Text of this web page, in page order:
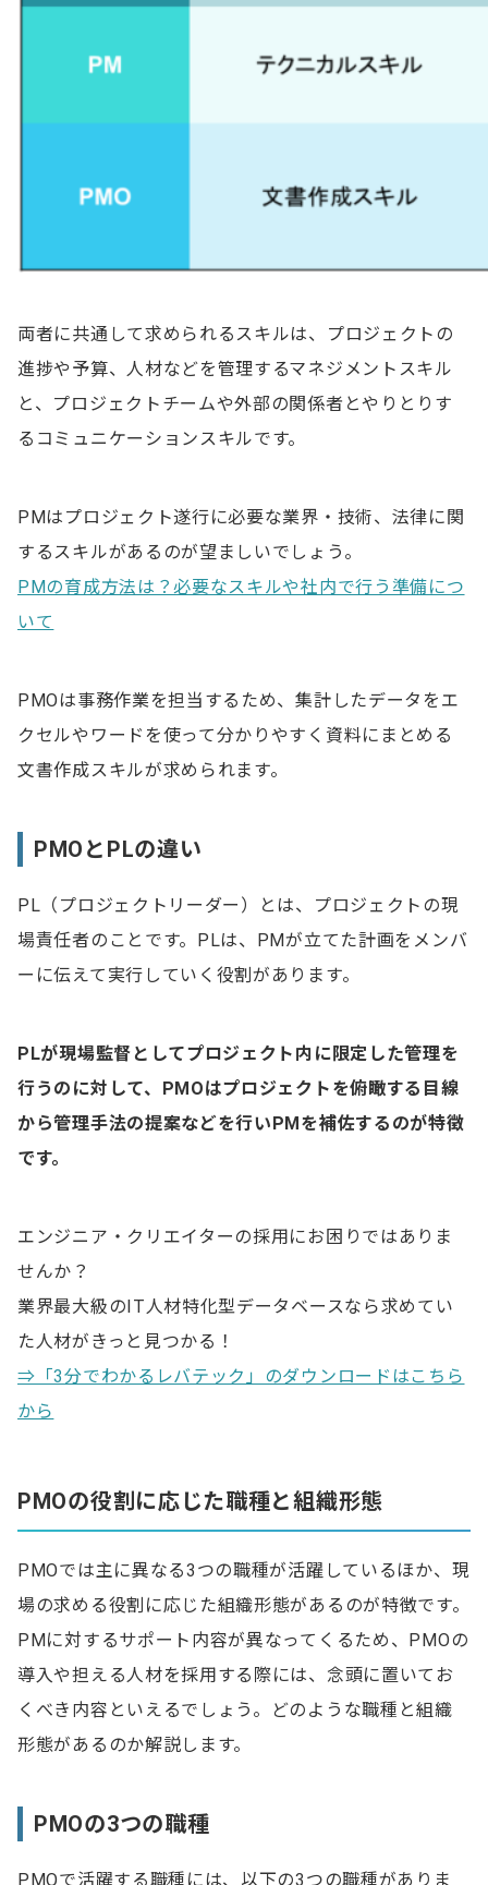
両者に共通して求められるスキルは、プロジェクトの
進捗や予算、人材などを管理するマネジメントスキル
と、プロジェクトチームや外部の関係者とやりとりす
るコミュニケーションスキルです。
PMはプロジェクト遂行に必要な業界・技術、法律に関
するスキルがあるのが望ましいでしょう。
PMの育成方法は？必要なスキルや社内で行う準備につ
いて
PMOは事務作業を担当するため、集計したデータをエ
クセルやワードを使って分かりやすく資料にまとめる
文書作成スキルが求められます。
PMOとPLの違い
PL（プロジェクトリーダー）とは、プロジェクトの現
場責任者のことです。PLは、PMが立てた計画をメンバ
ーに伝えて実行していく役割があります。
PLが現場監督としてプロジェクト内に限定した管理を
行うのに対して、PMOはプロジェクトを俯瞰する目線
から管理手法の提案などを行いPMを補佐するのが特徴
です。
エンジニア・クリエイターの採用にお困りではありま
せんか？
業界最大級のIT人材特化型データベースなら求めてい
た人材がきっと見つかる！
⇒「3分でわかるレバテック」のダウンロードはこちら
から
PMOの役割に応じた職種と組織形態
PMOでは主に異なる3つの職種が活躍しているほか、現
場の求める役割に応じた組織形態があるのが特徴です。
PMに対するサポート内容が異なってくるため、PMOの
導入や担える人材を採用する際には、念頭に置いてお
くべき内容といえるでしょう。どのような職種と組織
形態があるのか解説します。
PMOの3つの職種
PMOで活躍する職種には、以下の3つの職種がありま